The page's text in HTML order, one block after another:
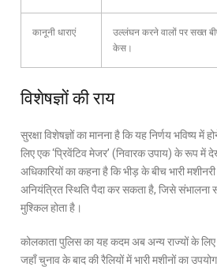
कानूनी धाराएं
उल्लंघन करने वालों पर सख्त
केस।
विशेषज्ञों की राय
सुरक्षा विशेषज्ञों का मानना है कि यह निर्णय भविष्य में
लिए एक ‘प्रिवेंटिव मेजर’ (निवारक उपाय) के रूप में
अधिकारियों का कहना है कि भीड़ के बीच भारी
अनियंत्रित स्थिति पैदा कर सकता है, जिसे संभालना
मुश्किल होता है।
कोलकाता पुलिस का यह कदम अब अन्य राज्यों के
जहाँ चुनाव के बाद की रैलियों में भारी मशीनों का